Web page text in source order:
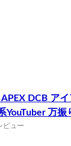
DCB ア
YouTuber 万振
ビュー